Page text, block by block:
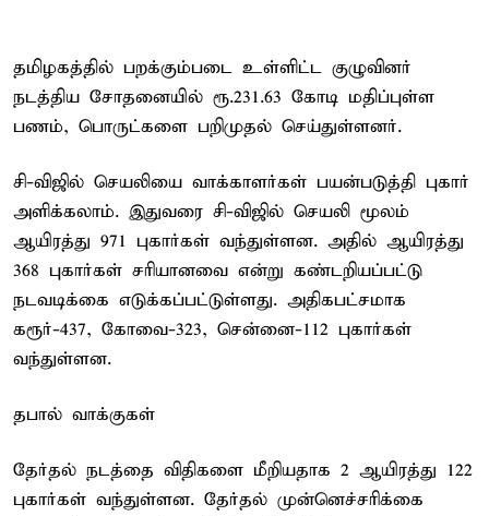
தமிழகத்தில் பறக்கும்படை உள்ளிட்ட குழுவினர்
நடத்திய சோதனையில் ரூ.231.63 கோடி மதிப்புள்ள
பணம், பொருட்களை பறிமுதல் செய்துள்ளனர்.
சி-விஜில் செயலியை வாக்காளர்கள் பயன்படுத்தி புகார்
அளிக்கலாம். இதுவரை சி-விஜில் செயலி மூலம்
ஆயிரத்து 971 புகார்கள் வந்துள்ளன. அதில் ஆயிரத்து
368 புகார்கள் சரியானவை என்று கண்டறியப்பட்டு
நடவடிக்கை எடுக்கப்பட்டுள்ளது. அதிகபட்சமாக
கரூர்-437, கோவை-323, சென்னை-112 புகார்கள்
வந்துள்ளன.
தபால் வாக்குகள்
தேர்தல் நடத்தை விதிகளை மீறியதாக 2 ஆயிரத்து 122
புகார்கள் வந்துள்ளன. தேர்தல் முன்னெச்சரிக்கை